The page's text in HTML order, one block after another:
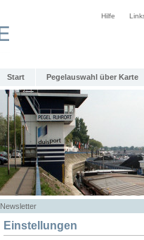
Hilfe
Start Pegelauswahl über Karte
Newsletter
Einstellungen